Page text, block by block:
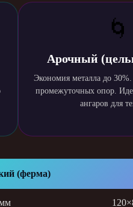
🌀
Арочный
Экономия металла до
промежуточных опор.
ангаров для
(ферма)